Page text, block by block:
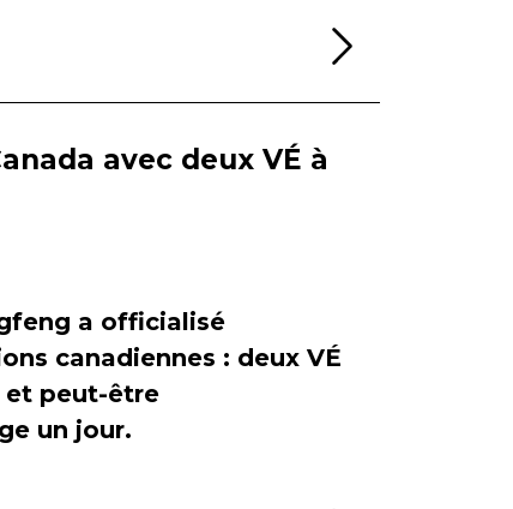
avec deux VÉ à
a officialisé
canadiennes : deux VÉ
et peut-être
un jour.